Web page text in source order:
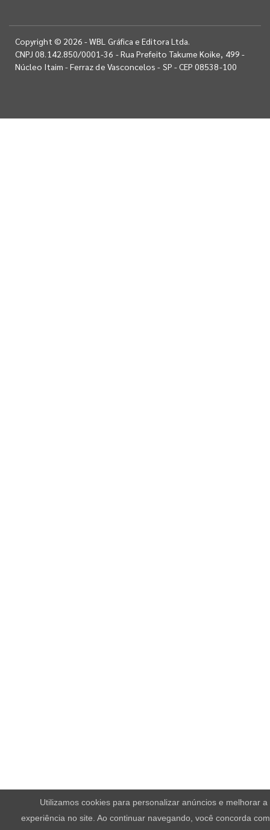
Copyright © 2026 - WBL Gráfica e Editora Ltda.
CNPJ 08.142.850/0001-36 - Rua Prefeito Takume Koike, 499 -
Núcleo Itaim - Ferraz de Vasconcelos - SP - CEP 08538-100
Utilizamos cookies para personalizar anúncios e melhorar a
experiência no site. Ao continuar navegando, você concorda